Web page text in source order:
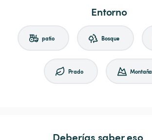
Entorno
patio Bosque
Prado Montaña
Deberías saber eso